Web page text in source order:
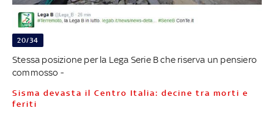
20/34
Stessa posizione per la Lega Serie B che riserva un pensiero
commosso -
Sisma devasta il Centro Italia: decine tra morti e
feriti